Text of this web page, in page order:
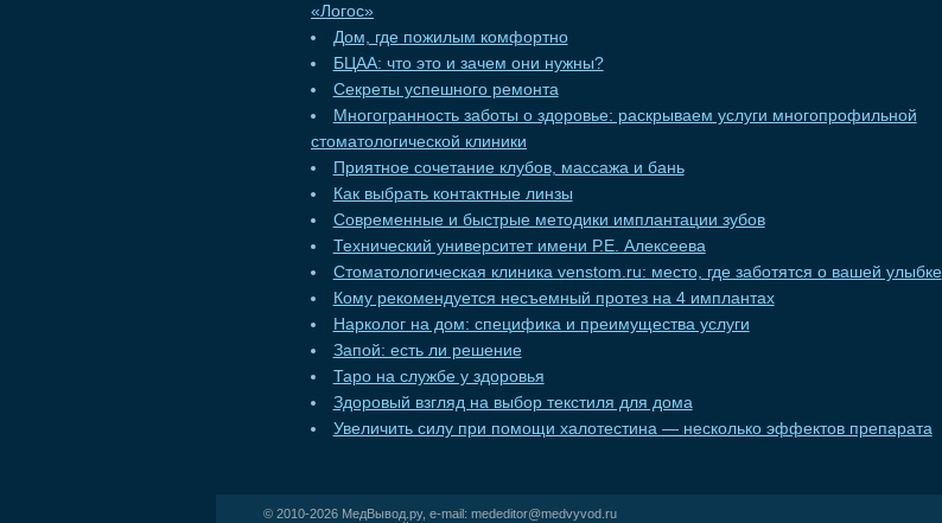
«Логос»
Дом, где пожилым комфортно
БЦАА: что это и зачем они нужны?
Секреты успешного ремонта
Многогранность заботы о здоровье: раскрываем услуги многопрофильной
стоматологической клиники
Приятное сочетание клубов, массажа и бань
Как выбрать контактные линзы
Современные и быстрые методики имплантации зубов
Технический университет имени Р.Е. Алексеева
Стоматологическая клиника venstom.ru: место, где заботятся о вашей улыбке
Кому рекомендуется несъемный протез на 4 имплантах
Нарколог на дом: специфика и преимущества услуги
Запой: есть ли решение
Таро на службе у здоровья
Здоровый взгляд на выбор текстиля для дома
Увеличить силу при помощи халотестина — несколько эффектов препарата
© 2010-2026 МедВывод.ру, e-mail: mededitor@medvyvod.ru